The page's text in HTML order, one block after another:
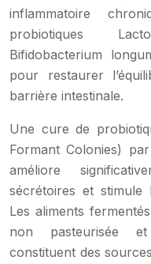
inflammatoire
probiotiques
Bifidobacterium
pour restaurer
barrière intestinale.
Une cure de
Formant Colonies)
améliore
sécrétoires et stimule
Les aliments
non pasteurisée
constituent des